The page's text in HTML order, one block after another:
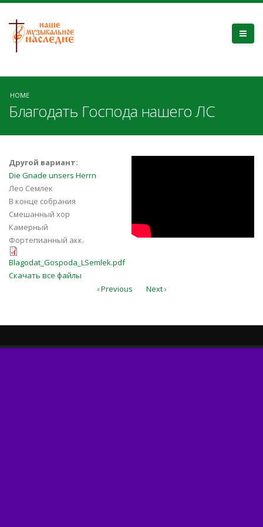
HOME
Благодать Господа нашего ЛС
Другой вариант:
Die Gnade unsers Herrn
Лео Семлек
В конце собрания
Смешанный хор
Камерный
Фортепианный акк.
Blagodat_Gospoda_LSemlek.pdf
Blagodat_Gospoda_LSemlek.pdf
Скачать все файлы
‹ Previous Next ›